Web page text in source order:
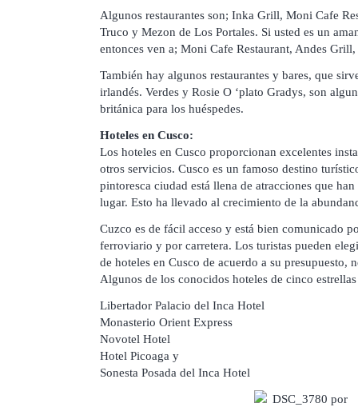
Algunos restaurantes son; Inka Grill, Moni Cafe
Truco y Mezon de Los Portales. Si usted es un
entonces ven a; Moni Cafe Restaurant, Andes
También hay algunos restaurantes y bares, que
irlandés. Verdes y Rosie O ‘plato Gradys, son
británica para los huéspedes.
Hoteles en Cusco:
Los hoteles en Cusco proporcionan excelentes
otros servicios. Cusco es un famoso destino
pintoresca ciudad está llena de atracciones que
lugar. Esto ha llevado al crecimiento de la
Cuzco es de fácil acceso y está bien comunicado
ferroviario y por carretera. Los turistas pueden
de hoteles en Cusco de acuerdo a su presupuesto,
Algunos de los conocidos hoteles de cinco
Libertador Palacio del Inca Hotel
Monasterio Orient Express
Novotel Hotel
Hotel Picoaga y
Sonesta Posada del Inca Hotel